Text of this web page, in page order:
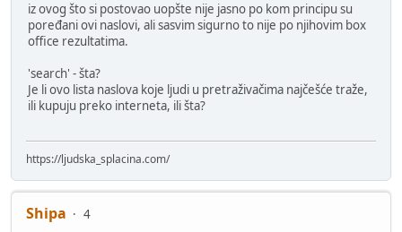
iz ovog što si postovao uopšte nije jasno po kom principu su
poređani ovi naslovi, ali sasvim sigurno to nije po njihovim box
office rezultatima.
'search' - šta?
Je li ovo lista naslova koje ljudi u pretraživačima najčešće traže,
ili kupuju preko interneta, ili šta?
https://ljudska_splacina.com/
Shipa
4